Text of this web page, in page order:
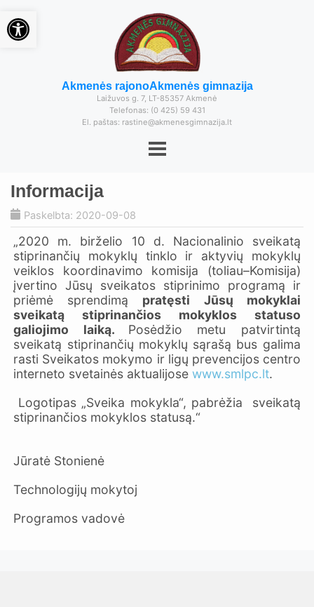
Akmenės rajonoAkmenės gimnazija
Laižuvos g. 7, LT-85357 Akmenė
Telefonas: (0 425) 59 431
El. paštas: rastine@akmenesgimnazija.lt
Informacija
Paskelbta: 2020-09-08
„2020 m. birželio 10 d. Nacionalinio sveikatą
stiprinančių mokyklų tinklo ir aktyvių mokyklų
veiklos koordinavimo komisija (toliau–Komisija)
įvertino Jūsų sveikatos stiprinimo programą ir
priėmė sprendimą pratęsti
Jūsų mokyklai
sveikatą stiprinančios mokyklos statuso
galiojimo laiką. Posėdžio metu patvirtintą
sveikatą stiprinančių mokyklų sąrašą bus galima
rasti Sveikatos mokymo ir ligų prevencijos centro
interneto svetainės aktualijosewww.smlpc.lt.
Logotipas „Sveika mokykla“, pabrėžia sveikatą
stiprinančios mokyklos statusą.“
Jūratė Stonienė
Technologijų mokytoj
Programos vadovė
Open toolbar